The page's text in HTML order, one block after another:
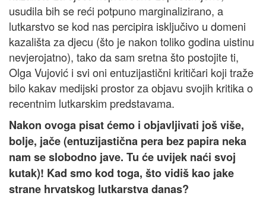
usudila bih se reći potpuno marginalizirano, a
lutkarstvo se kod nas percipira isključivo u domeni
kazališta za djecu (što je nakon toliko godina uistinu
nevjerojatno), tako da sam sretna što postojite ti,
Olga Vujović i svi oni entuzijastični kritičari koji traže
bilo kakav medijski prostor za objavu svojih kritika o
recentnim lutkarskim predstavama.
Nakon ovoga pisat ćemo i objavljivati još više,
bolje, jače (entuzijastična pera bez papira neka
nam se slobodno jave. Tu će uvijek naći svoj
kutak)! Kad smo kod toga, što vidiš kao jake
strane hrvatskog lutkarstva danas?